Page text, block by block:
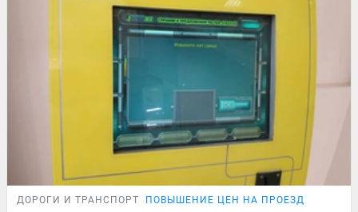
ДОРОГИ И ТРАНСПОРТ ПОВЫШЕНИЕ ЦЕН НА ПРОЕЗД